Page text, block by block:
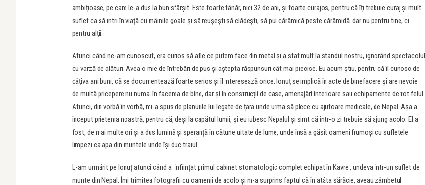
ambițioase, pe care le-a dus la bun sfârșit. Este foarte tânăr, nici 32 de ani, și foarte curajos, pentru că îți trebuie curaj și mult
suflet ca să intri în viață cu mâinile goale și să reușești să clădești, să pui cărămidă peste cărămidă, dar nu pentru tine, ci
pentru alții.
Atunci când ne-am cunoscut, era curios să afle ce putem face din metal și a stat mult la standul nostru, ignorând spectacolul
cu varză de alături. Avea o mie de întrebări de pus și aștepta răspunsuri cât mai precise. Eu acum știu, pentru că îl cunosc de
câțiva ani buni, că se documentează foarte serios și îl interesează orice. Ionuț se implică în acte de binefacere și are nevoie
de multă pricepere nu numai în facerea de bine, dar și în construcții de case, amenajări interioare sau echipamente de tot felul.
Atunci, din vorbă în vorbă, mi-a spus de planurile lui legate de țara unde urma să plece cu ajutoare medicale, de Nepal. Așa a
început prietenia noastră, pentru că, deși la capătul lumii, și eu iubesc Nepalul și simt că într-o zi trebuie să ajung acolo. El a
fost, de mai multe ori și a dus lumină și speranță în cătune uitate de lume, unde însă a găsit oameni frumoși cu sufletele
limpezi ca apa din muntele unde își duc traiul.
L-am urmărit pe Ionuț atunci când a înființat primul cabinet stomatologic complet echipat în Kavre , undeva într-un suflet de
munte din Nepal. Îmi trimitea fotografii cu oamenii de acolo și m-a surprins faptul că în atâta sărăcie, aveau zâmbetul